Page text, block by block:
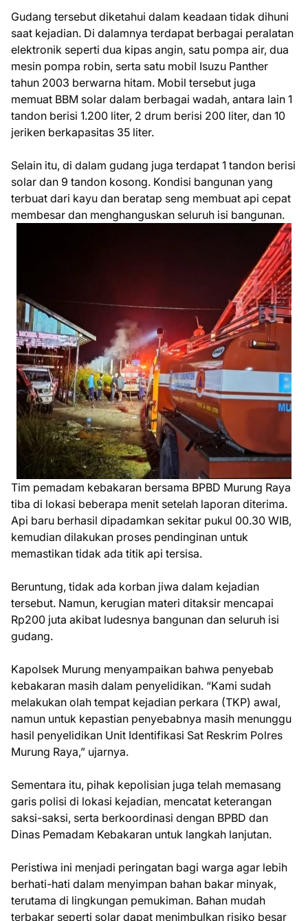
Gudang tersebut diketahui dalam keadaan tidak dihuni
saat kejadian. Di dalamnya terdapat berbagai peralatan
elektronik seperti dua kipas angin, satu pompa air, dua
mesin pompa robin, serta satu mobil Isuzu Panther
tahun 2003 berwarna hitam. Mobil tersebut juga
memuat BBM solar dalam berbagai wadah, antara lain 1
tandon berisi 1.200 liter, 2 drum berisi 200 liter, dan 10
jeriken berkapasitas 35 liter.
Selain itu, di dalam gudang juga terdapat 1 tandon berisi
solar dan 9 tandon kosong. Kondisi bangunan yang
terbuat dari kayu dan beratap seng membuat api cepat
membesar dan menghanguskan seluruh isi bangunan.
Tim pemadam kebakaran bersama BPBD Murung Raya
tiba di lokasi beberapa menit setelah laporan diterima.
Api baru berhasil dipadamkan sekitar pukul 00.30 WIB,
kemudian dilakukan proses pendinginan untuk
memastikan tidak ada titik api tersisa.
Beruntung, tidak ada korban jiwa dalam kejadian
tersebut. Namun, kerugian materi ditaksir mencapai
Rp200 juta akibat ludesnya bangunan dan seluruh isi
gudang.
Kapolsek Murung menyampaikan bahwa penyebab
kebakaran masih dalam penyelidikan. “Kami sudah
melakukan olah tempat kejadian perkara (TKP) awal,
namun untuk kepastian penyebabnya masih menunggu
hasil penyelidikan Unit Identifikasi Sat Reskrim Polres
Murung Raya,” ujarnya.
Sementara itu, pihak kepolisian juga telah memasang
garis polisi di lokasi kejadian, mencatat keterangan
saksi-saksi, serta berkoordinasi dengan BPBD dan
Dinas Pemadam Kebakaran untuk langkah lanjutan.
Peristiwa ini menjadi peringatan bagi warga agar lebih
berhati-hati dalam menyimpan bahan bakar minyak,
terutama di lingkungan pemukiman. Bahan mudah
terbakar seperti solar dapat menimbulkan risiko besar